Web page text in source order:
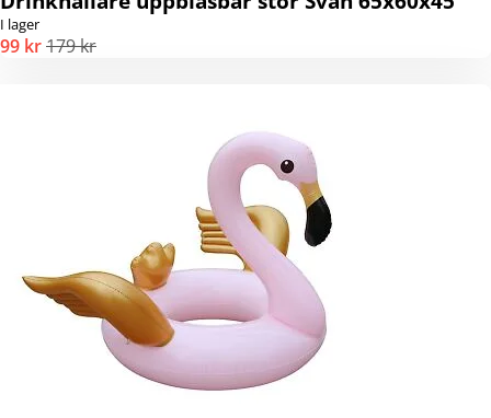
I lager
99 kr179 kr